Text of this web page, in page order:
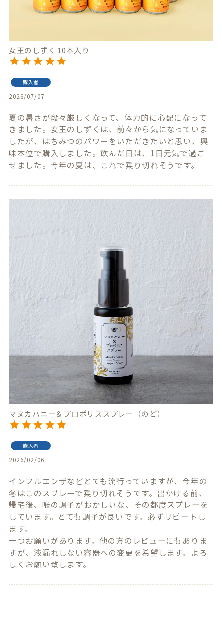
女王のしずく 10本入り
購入者
2026/07/07
夏の暑さが段々厳しくなって、体力的に心配になって
きました。女王のしずくは、前々から気になっていま
したが、はちみつのパワーをいただきたいと思い、興
味本位で購入しました。飲んだ日は、1日元気で過ご
せました。今年の夏は、これで乗り切れそうです。
マヌカハニー＆プロポリススプレー（のど）
購入者
2026/02/06
インフルエンザなどとても流行っていますが、今年の
冬はこのスプレーで乗り切れそうです。出かける前、
帰宅後、喉の調子がおかしいな、その都度スプレーを
しています。とても調子が良いです。必ずリピートし
ます。
一つお願いがあります。他の方のレビューにもありま
すが、液漏れしない容器への変更を希望します。よろ
しくお願い致します。